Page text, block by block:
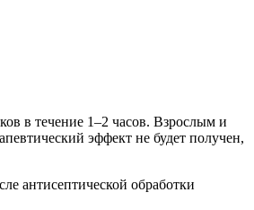
в течение 1–2 часов. Взрослым и
эффект не будет получен,
антисептической обработки